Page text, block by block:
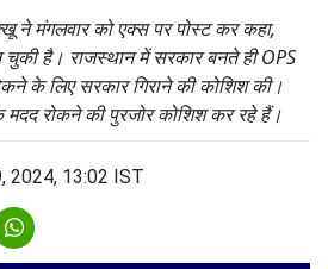
ने मंगलवार को एक्स पर पोस्ट कर कहा,
चुकी है। राजस्थान में सरकार बनते ही OPS
के लिए सरकार गिराने की कोशिश की।
मदद रोकने की पुरजोर कोशिश कर रहे हैं।
2024, 13:02 IST